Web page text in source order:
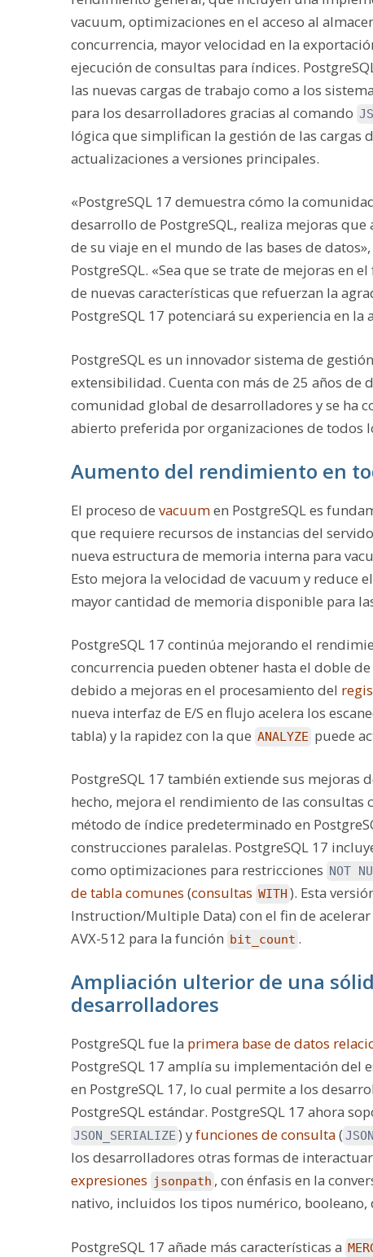
vacuum, optimizaciones en el acceso al
concurrencia, mayor velocidad en la
ejecución de consultas para índices.
las nuevas cargas de trabajo como a los
para los desarrolladores gracias al comando
lógica que simplifican la gestión de las cargas
actualizaciones a versiones principales.
«PostgreSQL 17 demuestra cómo la
desarrollo de PostgreSQL, realiza mejoras
de su viaje en el mundo de las bases de
PostgreSQL. «Sea que se trate de mejoras en
de nuevas características que refuerzan la
PostgreSQL 17 potenciará su experiencia en
PostgreSQL es un innovador sistema de
extensibilidad. Cuenta con más de 25 años
comunidad global de desarrolladores y se ha
abierto preferida por organizaciones de todos
Aumento del rendimiento en
El proceso de vacuumen PostgreSQL es
que requiere recursos de instancias del
nueva estructura de memoria interna para
Esto mejora la velocidad de vacuum y reduce
mayor cantidad de memoria disponible para
PostgreSQL 17 continúa mejorando el
concurrencia pueden obtener hasta el doble
debido a mejoras en el procesamiento del
nueva interfaz de E/S en flujo acelera los
tabla) y la rapidez con la que ANALYZE puede
PostgreSQL 17 también extiende sus mejoras
hecho, mejora el rendimiento de las consultas
método de índice predeterminado en
construcciones paralelas. PostgreSQL 17
como optimizaciones para restricciones NOT
de tabla comunes (consultas WITH ). Esta
Instruction/Multiple Data) con el fin de
AVX-512 para la función bit_count .
Ampliación ulterior de una
desarrolladores
PostgreSQL fue la primera base de datos
PostgreSQL 17 amplía su implementación del
en PostgreSQL 17, lo cual permite a los
PostgreSQL estándar. PostgreSQL 17 ahora
JSON_SERIALIZE ) yfunciones de consulta(
los desarrolladores otras formas de interactuar
expresiones jsonpath , con énfasis en la
nativo, incluidos los tipos numérico, booleano,
PostgreSQL 17 añade más características a